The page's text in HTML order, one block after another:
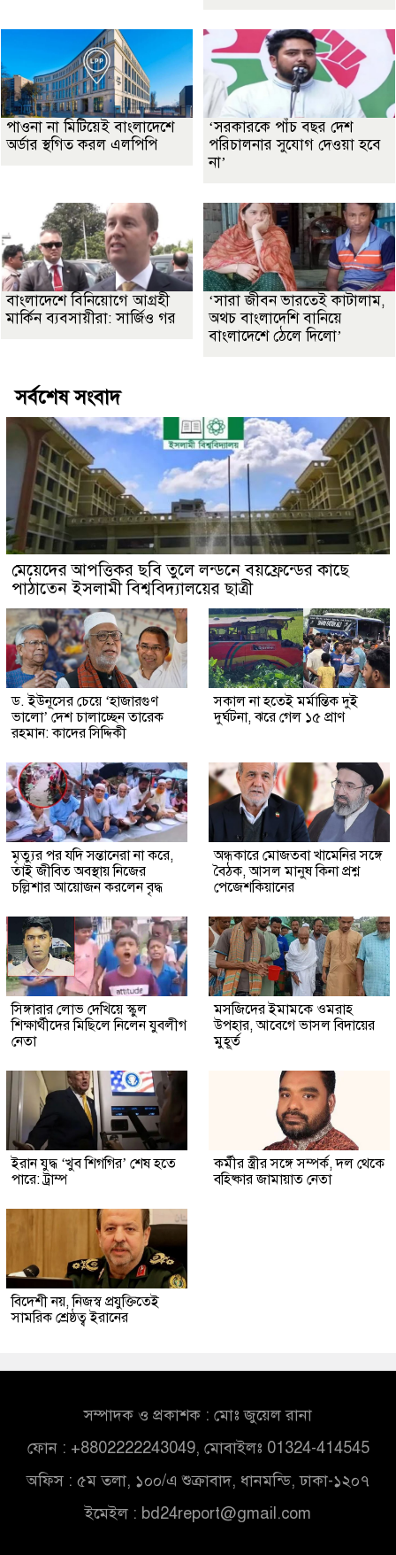
পাওনা না মিটিয়েই বাংলাদেশে
অর্ডার স্থগিত করল এলপিপি
‘সরকারকে পাঁচ বছর দেশ
পরিচালনার সুযোগ দেওয়া হবে
না’
বাংলাদেশে বিনিয়োগে আগ্রহী
মার্কিন ব্যবসায়ীরা: সার্জিও গর
‘সারা জীবন ভারতেই কাটালাম,
অথচ বাংলাদেশি বানিয়ে
বাংলাদেশে ঠেলে দিলো’
সর্বশেষ সংবাদ
মেয়েদের আপত্তিকর ছবি তুলে লন্ডনে বয়ফ্রেন্ডের কাছে
পাঠাতেন ইসলামী বিশ্ববিদ্যালয়ের ছাত্রী
ড. ইউনূসের চেয়ে ‘হাজারগুণ
ভালো’ দেশ চালাচ্ছেন তারেক
রহমান: কাদের সিদ্দিকী
সকাল না হতেই মর্মান্তিক দুই
দুর্ঘটনা, ঝরে গেল ১৫ প্রাণ
মৃত্যুর পর যদি সন্তানেরা না করে,
তাই জীবিত অবস্থায় নিজের
চল্লিশার আয়োজন করলেন বৃদ্ধ
অন্ধকারে মোজতবা খামেনির সঙ্গে
বৈঠক, আসল মানুষ কিনা প্রশ্ন
পেজেশকিয়ানের
সিঙ্গারার লোভ দেখিয়ে স্কুল
শিক্ষার্থীদের মিছিলে নিলেন যুবলীগ
নেতা
মসজিদের ইমামকে ওমরাহ
উপহার, আবেগে ভাসল বিদায়ের
মুহূর্ত
ইরান যুদ্ধ ‘খুব শিগগির’ শেষ হতে
পারে: ট্রাম্প
কর্মীর স্ত্রীর সঙ্গে সম্পর্ক, দল থেকে
বহিষ্কার জামায়াত নেতা
বিদেশী নয়, নিজস্ব প্রযুক্তিতেই
সামরিক শ্রেষ্ঠত্ব ইরানের
সম্পাদক ও প্রকাশক : মোঃ জুয়েল রানা
ফোন : +8802222243049, মোবাইলঃ 01324-414545
অফিস : ৫ম তলা, ১০০/এ শুক্রাবাদ, ধানমন্ডি, ঢাকা-১২০৭
ইমেইল : bd24report@gmail.com